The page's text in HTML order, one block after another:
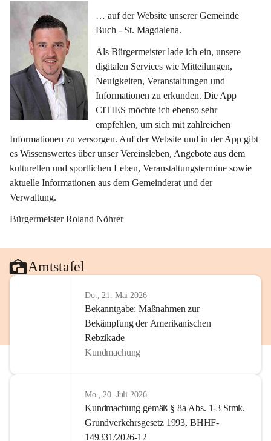
… auf der Website unserer Gemeinde
Buch - St. Magdalena.
Als Bürgermeister lade ich ein, unsere
digitalen Services wie Mitteilungen,
Neuigkeiten, Veranstaltungen und
Informationen zu erkunden. Die App
CITIES möchte ich ebenso sehr
empfehlen, um sich mit zahlreichen
Informationen zu versorgen. Auf der Website und in der App gibt
es Wissenswertes über unser Vereinsleben, Angebote aus dem
kulturellen und sportlichen Leben, Veranstaltungstermine sowie
aktuelle Informationen aus dem Gemeinderat und der
Verwaltung.
Bürgermeister Roland Nöhrer
Amtstafel
Do., 21. Mai 2026
Bekanntgabe: Maßnahmen zur
Bekämpfung der Amerikanischen
Rebzikade
Kundmachung
Mo., 20. Juli 2026
Kundmachung gemäß § 8a Abs. 1-3 Stmk.
Grundverkehrsgesetz 1993, BHHF-
149331/2026-12